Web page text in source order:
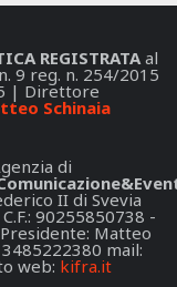
REGISTRATAal
n. 9 reg. n. 254/2015
| Direttore
Schinaia
di
II di Svevia
90255850738 -
Matteo
mail:
web: kifra.it